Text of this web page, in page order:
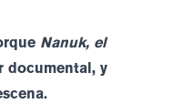
Nanuk, el
documental, y